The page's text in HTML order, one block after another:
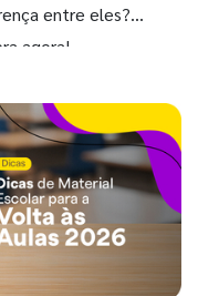
entre eles?
agora!